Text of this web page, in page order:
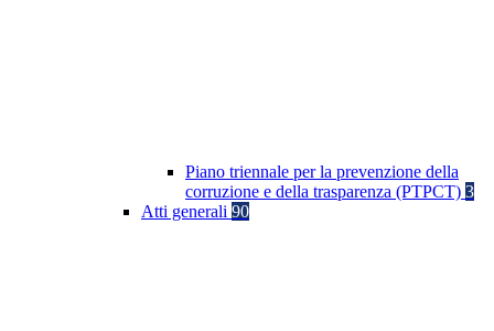
Piano triennale per la prevenzione della
corruzione e della trasparenza (PTPCT) 3
Atti generali 90